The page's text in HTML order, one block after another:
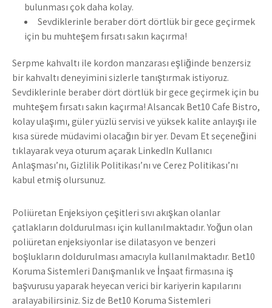
bulunması çok daha kolay.
Sevdiklerinle beraber dört dörtlük bir gece geçirmek
için bu muhteşem fırsatı sakın kaçırma!
Serpme kahvaltı ile kordon manzarası eşliğinde benzersiz
bir kahvaltı deneyimini sizlerle tanıştırmak istiyoruz.
Sevdiklerinle beraber dört dörtlük bir gece geçirmek için bu
muhteşem fırsatı sakın kaçırma! Alsancak Bet10 Cafe Bistro,
kolay ulaşımı, güler yüzlü servisi ve yüksek kalite anlayışı ile
kısa sürede müdavimi olacağın bir yer. Devam Et seçeneğini
tıklayarak veya oturum açarak LinkedIn Kullanıcı
Anlaşması’nı, Gizlilik Politikası’nı ve Çerez Politikası’nı
kabul etmiş olursunuz.
Poliüretan Enjeksiyon çeşitleri sıvı akışkan olanlar
çatlakların doldurulması için kullanılmaktadır. Yoğun olan
poliüretan enjeksiyonlar ise dilatasyon ve benzeri
boşlukların doldurulması amacıyla kullanılmaktadır. Bet10
Koruma Sistemleri Danışmanlık ve İnşaat firmasına iş
başvurusu yaparak heyecan verici bir kariyerin kapılarını
aralayabilirsiniz. Siz de Bet10 Koruma Sistemleri